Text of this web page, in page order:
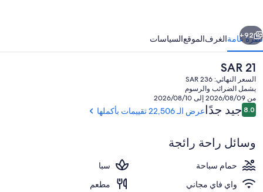
آيه
كيزارز
ريواردز
ديستينيشن
حمّام سباحة خارجي موسمي، كبائن
التالي
92+
نظرة عامةالغرفالموقعالسياسات
السعر
الحالي
هو
SAR
21
SAR 21
السعر النهائي: SAR 236
يشمل الضرائب والرسوم
من 2026/08/09 إلى 2026/08/10
التقييمات
8.08.0 من 10جيد جدًاعرض الـ 22,506 تقييمات بأكملها
وسائل راحة رائجة
حمام سباحة
سبا
واي فاي مجاني
مطعم